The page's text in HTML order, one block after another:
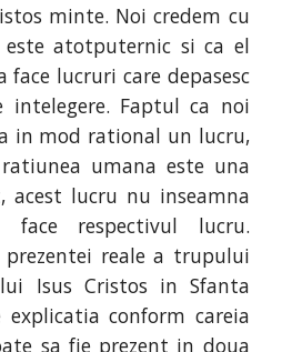
minte. Noi credem cu
este atotputernic si ca el
face lucruri care depasesc
intelegere. Faptul ca noi
in mod rational un lucru,
umana este una
acest lucru nu inseamna
face respectivul lucru.
reale a trupului
Isus Cristos in Sfanta
explicatia conform careia
sa fie prezent in doua